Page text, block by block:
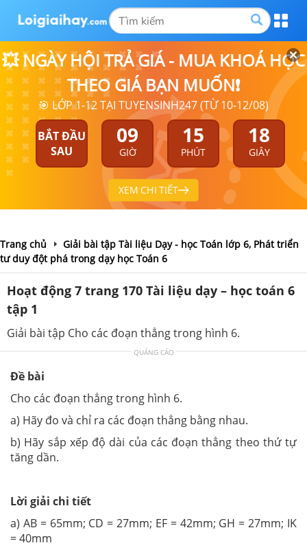
💥 NGÀY HỘI TRẢ GIÁ - MUA KHOÁ HỌC
THEO GIÁ BẠN MUỐN❗
🎯 LỚP 1-12 TẠI TUYENSINH247 (TỪ 10-12/08)
BẮT ĐẦU
SAU
09
GIỜ
15
PHÚT
17
GIÂY
XEM CHI TIẾT
Trang chủ
Giải bài tập Tài liệu Dạy - học Toán lớp 6, Phát triển
tư duy đột phá trong dạy học Toán 6
Hoạt động 7 trang 170 Tài liệu dạy – học toán 6
tập 1
Giải bài tập Cho các đoạn thẳng trong hình 6.
QUẢNG CÁO
Đề bài
Cho các đoạn thẳng trong hình 6.
a) Hãy đo và chỉ ra các đoạn thẳng bằng nhau.
b) Hãy sắp xếp độ dài của các đoạn thẳng theo thứ tự
tăng dần.
Lời giải chi tiết
a) AB = 65mm; CD = 27mm; EF = 42mm; GH = 27mm; IK
= 40mm